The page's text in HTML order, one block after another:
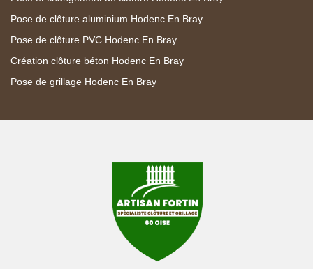
Pose de clôture aluminium Hodenc En Bray
Pose de clôture PVC Hodenc En Bray
Création clôture béton Hodenc En Bray
Pose de grillage Hodenc En Bray